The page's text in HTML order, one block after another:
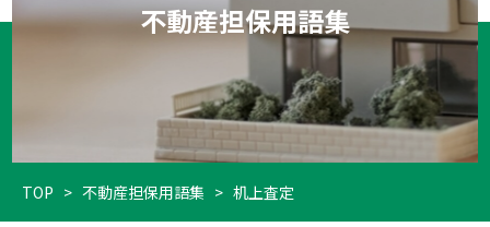
不動産担保用語集
TOP > 不動産担保用語集 > 机上査定